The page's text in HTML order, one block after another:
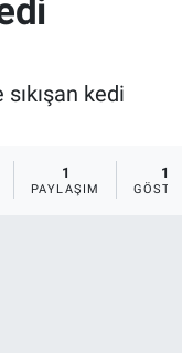
kedi
1
PAYLAŞIM
10